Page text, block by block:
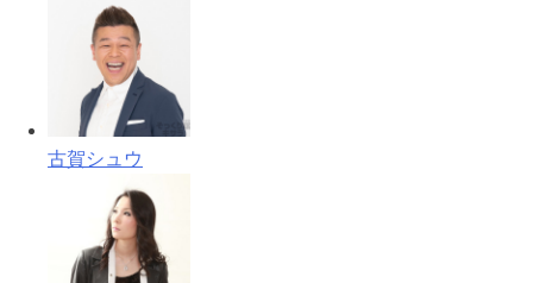
古賀シュウ